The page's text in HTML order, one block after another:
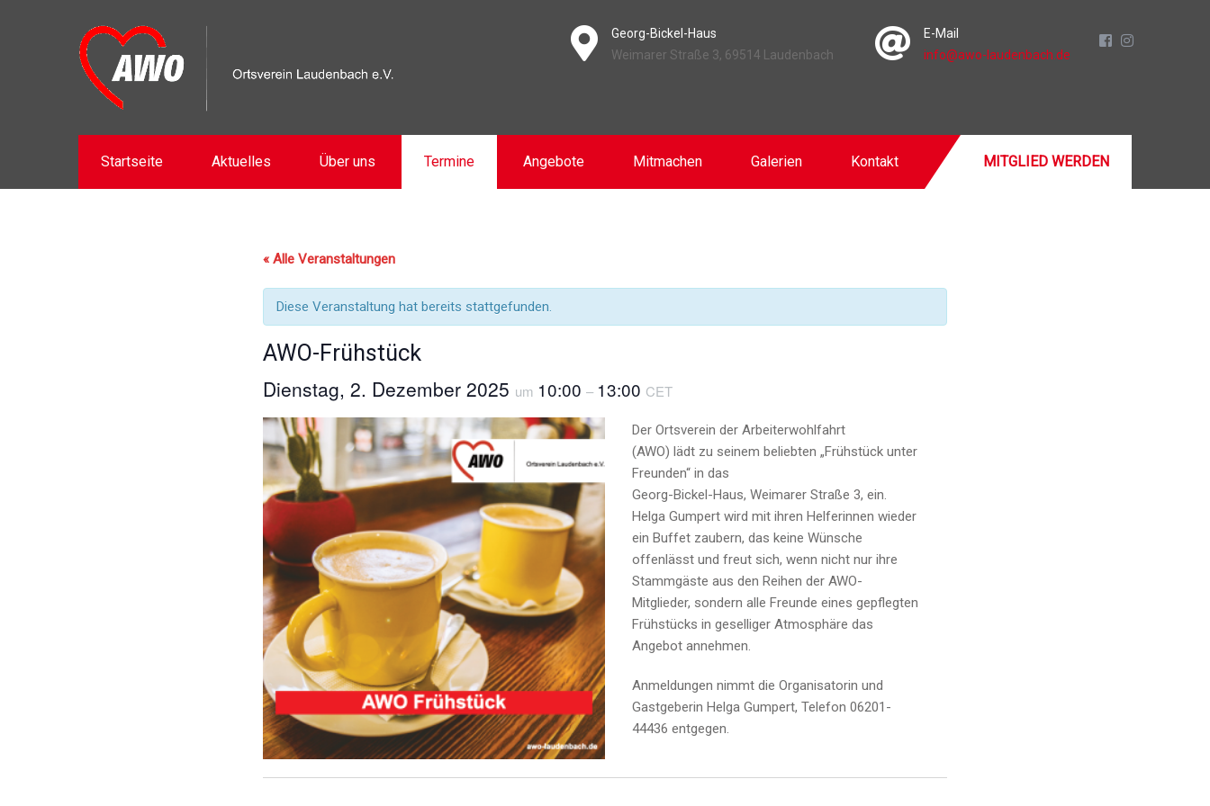
Georg-Bickel-Haus
Weimarer Straße 3, 69514 Laudenbach
E-Mail
info@awo-laudenbach.de
Startseite Aktuelles Über uns Termine Angebote Mitmachen Galerien Kontakt MITGLIED WERDEN
« Alle Veranstaltungen
Diese Veranstaltung hat bereits stattgefunden.
AWO-Frühstück
Dienstag, 2. Dezember 2025 um 10:00 – 13:00 CET
Der Ortsverein der Arbeiterwohlfahrt
(AWO) lädt zu seinem beliebten „Frühstück unter
Freunden“ in das
Georg-Bickel-Haus, Weimarer Straße 3, ein.
Helga Gumpert wird mit ihren Helferinnen wieder
ein Buffet zaubern, das keine Wünsche
offenlässt und freut sich, wenn nicht nur ihre
Stammgäste aus den Reihen der AWO-
Mitglieder, sondern alle Freunde eines gepflegten
Frühstücks in geselliger Atmosphäre das
Angebot annehmen.
Anmeldungen nimmt die Organisatorin und
Gastgeberin Helga Gumpert, Telefon 06201-
44436 entgegen.